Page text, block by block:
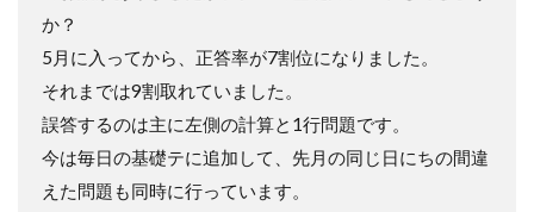
か？
5月に入ってから、正答率が7割位になりました。
それまでは9割取れていました。
誤答するのは主に左側の計算と1行問題です。
今は毎日の基礎テに追加して、先月の同じ日にちの間違
えた問題も同時に行っています。